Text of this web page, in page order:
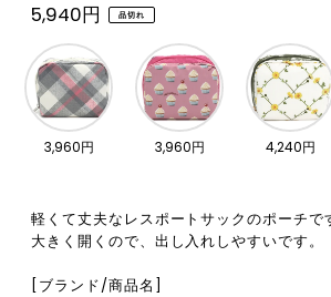
5,940円 品切れ
3,960円 3,960円 4,240円
軽くて丈夫なレスポートサックのポーチで
大きく開くので、出し入れしやすいです。
[ブランド/商品名]